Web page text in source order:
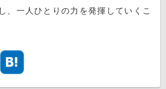
、一人ひとりの力を発揮していくこ